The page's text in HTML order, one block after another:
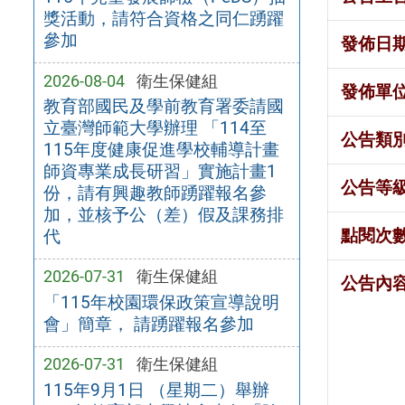
獎活動，請符合資格之同仁踴躍
參加
2026-08-04 衛生保健組
教育部國民及學前教育署委請國
立臺灣師範大學辦理 「114至
115年度健康促進學校輔導計畫
師資專業成長研習」實施計畫1
份，請有興趣教師踴躍報名參
加，並核予公（差）假及課務排
代
2026-07-31 衛生保健組
「115年校園環保政策宣導說明
會」簡章， 請踴躍報名參加
2026-07-31 衛生保健組
115年9月1日 （星期二）舉辦
發佈日
發佈單
公告類
公告等
點閱次
公告內